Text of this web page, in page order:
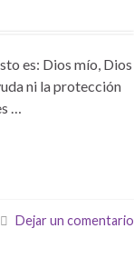
es: Dios mío, Dios
ni la protección
…
Dejar un comentario